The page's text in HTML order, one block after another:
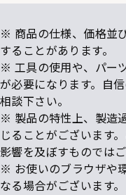
※ 商品の仕様、価格並
することがあります。
※ 工具の使用や、パー
が必要になります。自
相談下さい。
※ 製品の特性上、製造
じることがございます
影響を及ぼすものではご
※ お使いのブラウザや
なる場合がございます。